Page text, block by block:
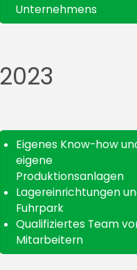
Unternehmens
2023
Eigenes Know-how
eigene
Produktionsanlagen
Lagereinrichtungen
Fuhrpark
Qualifiziertes Team
Mitarbeitern